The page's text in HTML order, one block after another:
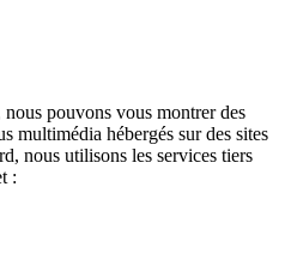
nous pouvons vous montrer des
multimédia hébergés sur des sites
nous utilisons les services tiers
: